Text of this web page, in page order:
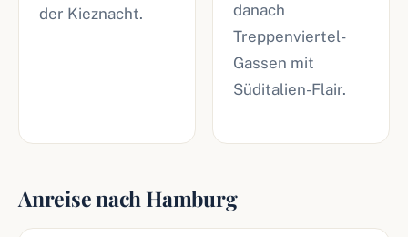
der Kieznacht.
danach
Treppenviertel-
Gassen mit
Süditalien-Flair.
Anreise nach Hamburg